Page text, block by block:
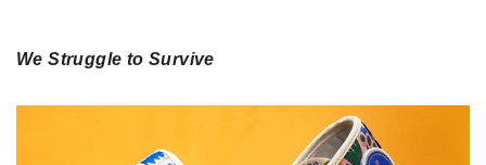
We Struggle to Survive